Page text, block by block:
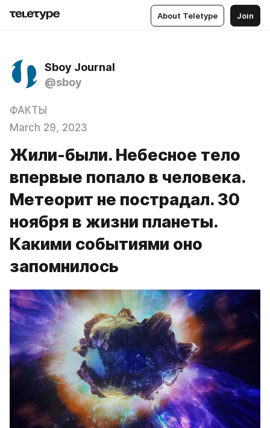
About Teletype Join
Sboy Journal
@sboy
ФАКТЫ
March 29, 2023
Жили-были. Небесное тело
впервые попало в человека.
Метеорит не пострадал. 30
ноября в жизни планеты.
Какими событиями оно
запомнилось